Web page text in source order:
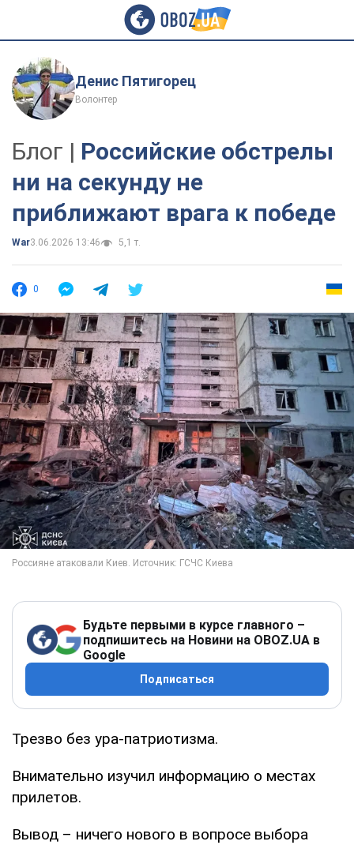
Денис Пятигорец
Волонтер
Блог | Российские обстрелы
ни на секунду не
приближают врага к победе
War3.06.2026 13:46 5,1 т.
0
Будьте первыми в курсе главного –
подпишитесь на Новини на OBOZ.UA в
Google
Подписаться
Трезво без ура-патриотизма.
Внимательно изучил информацию о местах
прилетов.
Вывод – ничего нового в вопросе выбора